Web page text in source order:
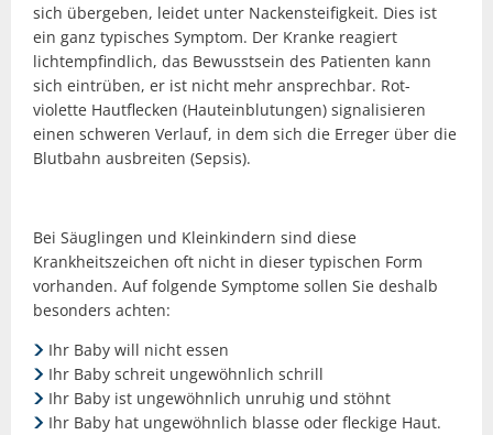
sich übergeben, leidet unter Nackensteifigkeit. Dies ist
ein ganz typisches Symptom. Der Kranke reagiert
lichtempfindlich, das Bewusstsein des Patienten kann
sich eintrüben, er ist nicht mehr ansprechbar. Rot-
violette Hautflecken (Hauteinblutungen) signalisieren
einen schweren Verlauf, in dem sich die Erreger über die
Blutbahn ausbreiten (Sepsis).
Bei Säuglingen und Kleinkindern sind diese
Krankheitszeichen oft nicht in dieser typischen Form
vorhanden. Auf folgende Symptome sollen Sie deshalb
besonders achten:
Ihr Baby will nicht essen
Ihr Baby schreit ungewöhnlich schrill
Ihr Baby ist ungewöhnlich unruhig und stöhnt
Ihr Baby hat ungewöhnlich blasse oder fleckige Haut.